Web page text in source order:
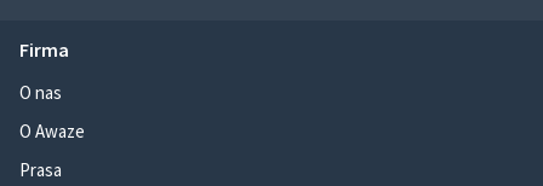
Firma
O nas
O Awaze
Prasa